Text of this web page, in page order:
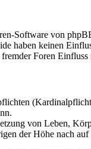
Software von
haben keinen
Foren Einfluss
von Leben,
der Höhe nach